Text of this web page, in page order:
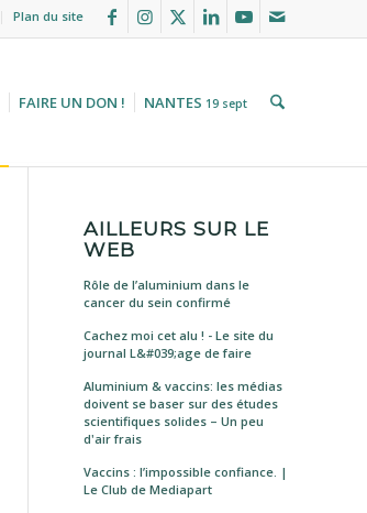
Plan du site
FAIRE UN DON ! NANTES 19 sept
AILLEURS SUR LE
WEB
Rôle de l’aluminium dans le
cancer du sein confirmé
Cachez moi cet alu ! - Le site du
journal L&#039;age de faire
Aluminium & vaccins: les médias
doivent se baser sur des études
scientifiques solides – Un peu
d'air frais
Vaccins : l’impossible confiance. |
Le Club de Mediapart